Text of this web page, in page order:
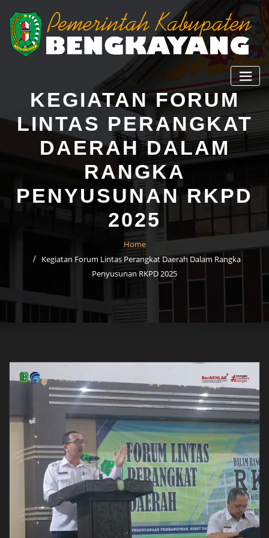
KEGIATAN FORUM
LINTAS PERANGKAT
DAERAH DALAM
RANGKA
PENYUSUNAN RKPD
2025
Home
Kegiatan Forum Lintas Perangkat Daerah Dalam Rangka
Penyusunan RKPD 2025